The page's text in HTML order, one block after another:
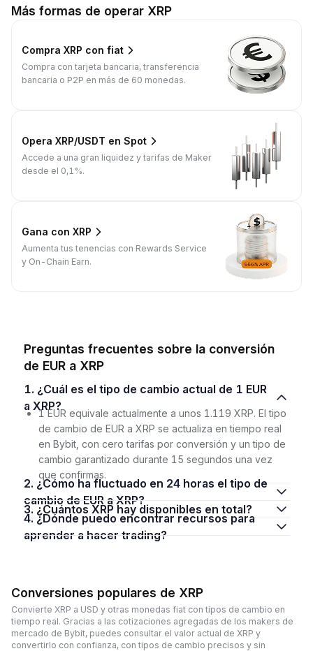
Más formas de operar XRP
Compra XRP con fiat
Compra con tarjeta bancaria, transferencia
bancaria o P2P en más de 60 monedas.
Opera XRP/USDT en Spot
Accede a una gran liquidez y tarifas de Maker
desde el 0,1%.
Gana con XRP
Aumenta tus tenencias con Rewards Service
y On-Chain Earn.
Preguntas frecuentes sobre la conversión
de EUR a XRP
1. ¿Cuál es el tipo de cambio actual de 1 EUR
a XRP?
1 EUR equivale actualmente a unos 1.119 XRP. El tipo
de cambio de EUR a XRP se actualiza en tiempo real
en Bybit, con cero tarifas por conversión y un tipo de
cambio garantizado durante 15 segundos una vez
que confirmas.
2. ¿Cómo ha fluctuado en 24 horas el tipo de
cambio de EUR a XRP?
3. ¿Cuántos XRP hay disponibles en total?
4. ¿Dónde puedo encontrar recursos para
aprender a hacer trading?
Conversiones populares de XRP
Convierte XRP a USD y otras monedas fiat con tipos de cambio en
tiempo real. Gracias a las cotizaciones agregadas de los makers de
mercado de Bybit, puedes consultar el valor actual de XRP y
convertirlo con confianza, con tipos de cambio precisos y sin